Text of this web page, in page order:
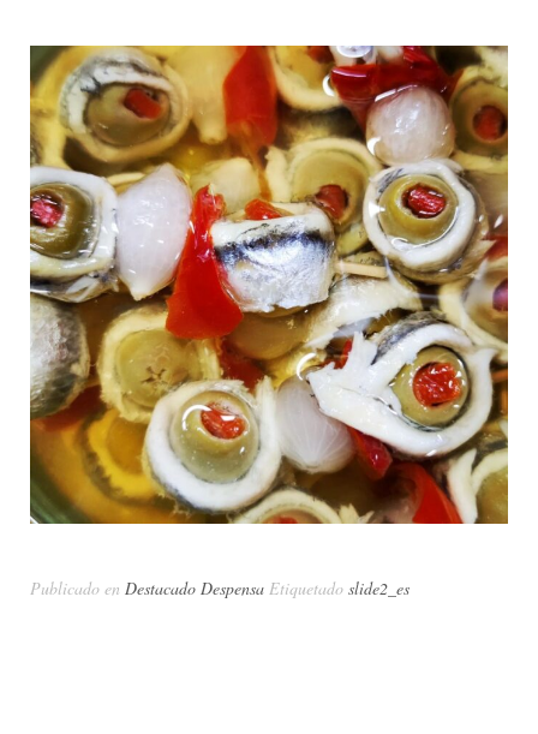
Publicado en Destacado Despensa Etiquetado slide2_es